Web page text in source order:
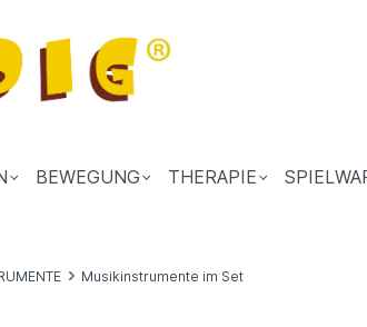
BEWEGUNG THERAPIE
Musikinstrumente im Set